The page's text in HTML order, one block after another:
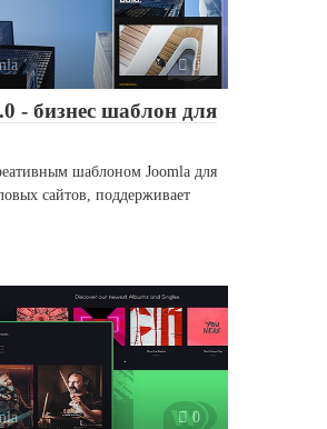
0
- бизнес шаблон для
шаблоном Joomla для
сайтов, поддерживает
0